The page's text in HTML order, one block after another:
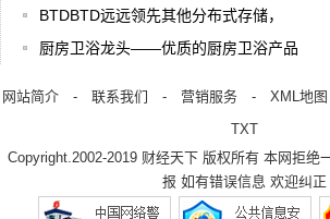
BTDBTD远远领先其他分布式存储，
厨房卫浴龙头——优质的厨房卫浴产品
网站简介- 联系我们 - 营销服务- XML地图
TXT
Copyright.2002-2019 财经天下 版权所有 本网拒绝
报 如有错误信息 欢迎纠正